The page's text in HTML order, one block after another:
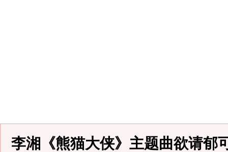
李湘《熊猫大侠》主题曲欲请郁